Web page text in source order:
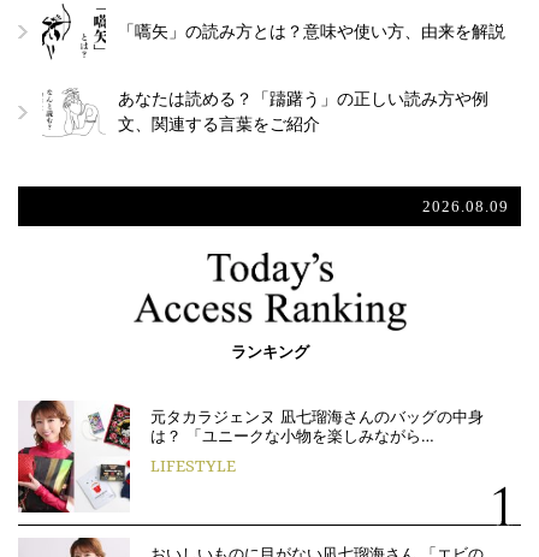
「嚆矢」の読み方とは？意味や使い方、由来を解説
あなたは読める？「躊躇う」の正しい読み方や例
文、関連する言葉をご紹介
2026.08.09
ランキング
元タカラジェンヌ 凪七瑠海さんのバッグの中身
は？ 「ユニークな小物を楽しみながら…
LIFESTYLE